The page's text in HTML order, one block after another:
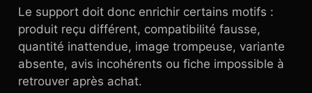
Le support doit donc enrichir certains motifs :
produit reçu différent, compatibilité fausse,
quantité inattendue, image trompeuse, variante
absente, avis incohérents ou fiche impossible à
retrouver après achat.